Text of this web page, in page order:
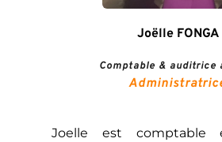
Joëlle FONGA
Comptable & auditrice
Joelle est comptable